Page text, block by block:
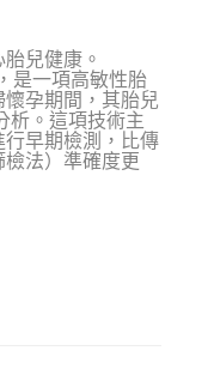
兒健康。
，是一項高敏性胎
孕期間，其胎兒
析。這項技術主
早期檢測，比傳
法）準確度更